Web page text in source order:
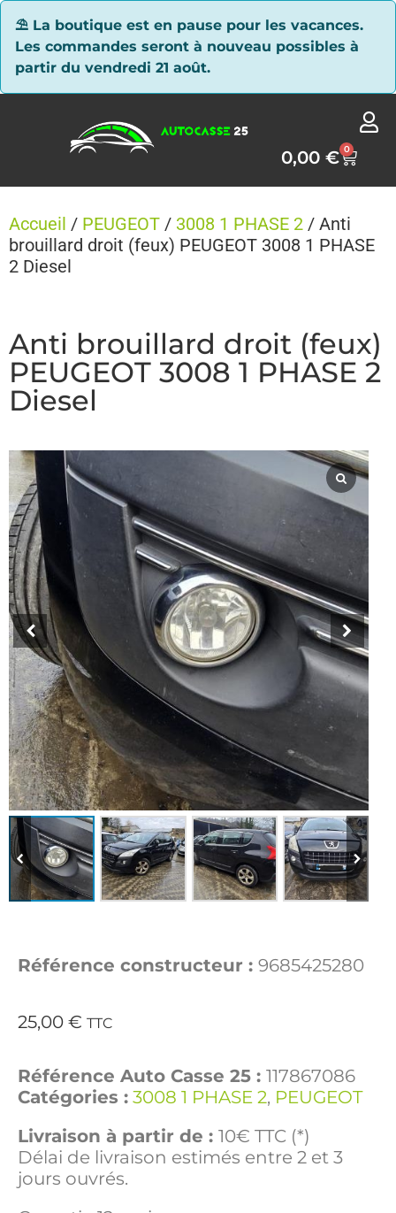
⛱ La boutique est en pause pour les vacances.
Les commandes seront à nouveau possibles à
partir du vendredi 21 août.
0,00€ 0
Accueil / PEUGEOT / 3008 1 PHASE 2 / Anti
brouillard droit (feux) PEUGEOT 3008 1 PHASE
2 Diesel
Anti brouillard droit (feux)
PEUGEOT 3008 1 PHASE 2
Diesel
Référence constructeur : 9685425280
25,00 € TTC
Référence Auto Casse 25 : 117867086
Catégories : 3008 1 PHASE 2, PEUGEOT
Livraison à partir de : 10€ TTC (*)
Délai de livraison estimés entre 2 et 3
jours ouvrés.
Panneau de gestion des cookies